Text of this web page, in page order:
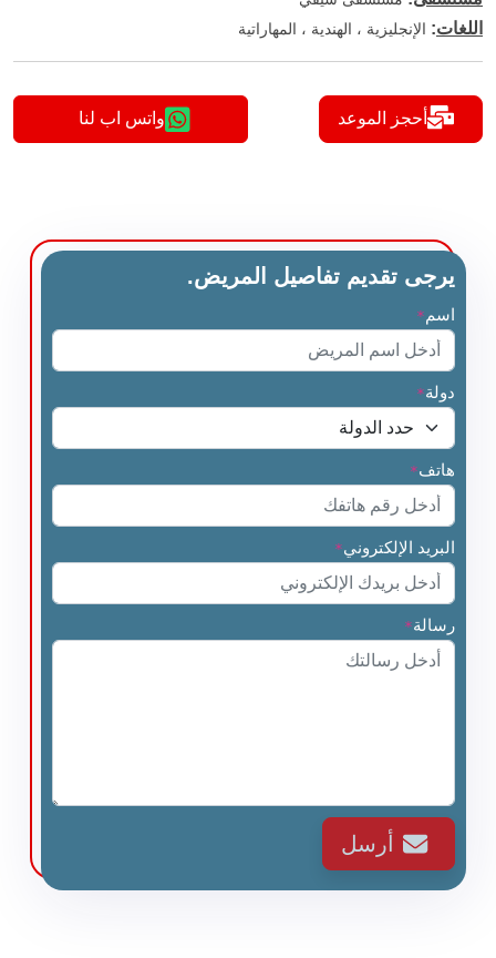
اللغات: الإنجليزية ، الهندية ، المهاراتية
أحجز الموعد واتس اب لنا
يرجى تقديم تفاصيل المريض.
اسم *
دولة*
هاتف*
البريد الإلكتروني*
رسالة*
أرسل